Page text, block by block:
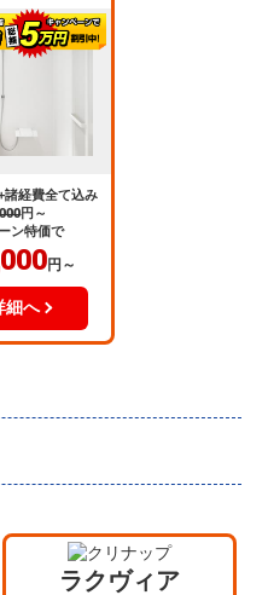
諸経費全て込み
円～
ン特価で
円～
細へ
ラクヴィア